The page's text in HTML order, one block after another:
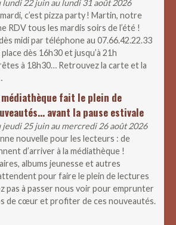
lundi 22 juin au lundi 31 août 2026
c’est pizza party ! Martin, notre
RDV tous les mardis soirs de l’été !
midi par téléphone au 07.66.42.22.33
dès 16h30 et jusqu’à 21h
à 18h30… Retrouvez la carte et la
médiathèque fait le plein de
avant la pause estivale
jeudi 25 juin au mercredi 26 août 2026
nouvelle pour les lecteurs : de
d’arriver à la médiathèque !
albums jeunesse et autres
pour faire le plein de lectures
pas à passer nous voir pour emprunter
de cœur et profiter de ces nouveautés.